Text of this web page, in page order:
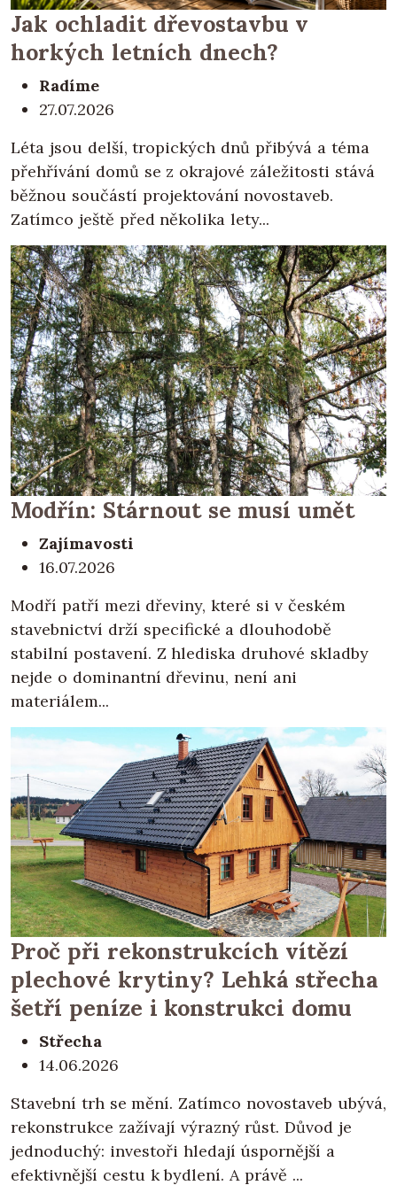
Jak ochladit dřevostavbu v
horkých letních dnech?
Radíme
27.07.2026
Léta jsou delší, tropických dnů přibývá a téma
přehřívání domů se z okrajové záležitosti stává
běžnou součástí projektování novostaveb.
Zatímco ještě před několika lety...
Modřín: Stárnout se musí umět
Zajímavosti
16.07.2026
Modří patří mezi dřeviny, které si v českém
stavebnictví drží specifické a dlouhodobě
stabilní postavení. Z hlediska druhové skladby
nejde o dominantní dřevinu, není ani
materiálem...
Proč při rekonstrukcích vítězí
plechové krytiny? Lehká střecha
šetří peníze i konstrukci domu
Střecha
14.06.2026
Stavební trh se mění. Zatímco novostaveb ubývá,
rekonstrukce zažívají výrazný růst. Důvod je
jednoduchý: investoři hledají úspornější a
efektivnější cestu k bydlení. A právě ...